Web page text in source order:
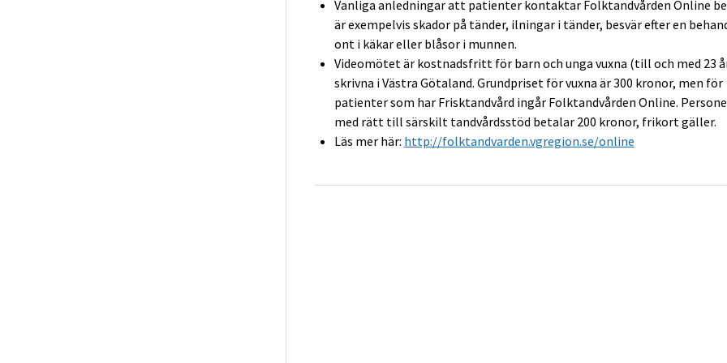
Vanliga anledningar att patienter kontaktar Folktandvården Online
är exempelvis skador på tänder, ilningar i tänder, besvär efter en
ont i käkar eller blåsor i munnen.
Videomötet är kostnadsfritt för barn och unga vuxna (till och med 23
skrivna i Västra Götaland. Grundpriset för vuxna är 300 kronor, men för
patienter som har Frisktandvård ingår Folktandvården Online.
med rätt till särskilt tandvårdsstöd betalar 200 kronor, frikort gäller.
Läs mer här: http://folktandvarden.vgregion.se/online